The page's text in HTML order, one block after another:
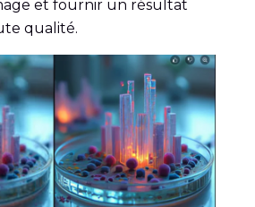
et fournir un résultat
qualité.